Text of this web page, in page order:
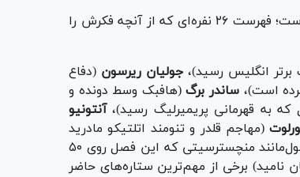
اسکواد تیم ملی نروژ پر از لژیونر‌های شاغل در ۵ لیگ معتبر اروپاست؛ فهرست ۲۶ نفره‌ای که از آنچه فکرش را
انگلیس رسید)،جولیان ریرسون (دفاع
ساندر برگ(هافبک وسط دونده و
که به قهرمانی پریمیرلیگ رسید)،آنتونیو
(مهاجم قلدر و تنومند اتلتیکو مادرید
(مهاجم غول‌مانند منچسترسیتی که این فصل روی ۵۰
نامید) برخی از مهم‌ترین ستاره‌های حاضر